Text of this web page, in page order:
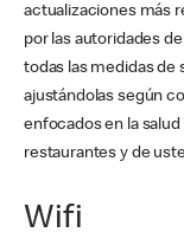
actualizaciones más
por las autoridades
todas las medidas de
ajustándolas según
enfocados en la
restaurantes y de
Wifi